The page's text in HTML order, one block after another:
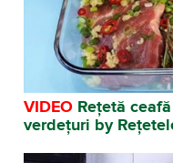
VIDEO Rețetă
verdețuri by